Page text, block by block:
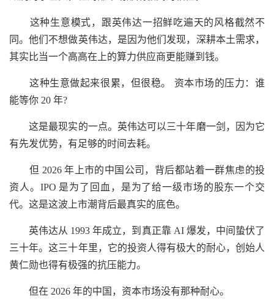
这种生意模式，跟英伟达一招鲜吃遍天的风格截然不
同。他们不想做英伟达，是因为他们发现，深耕本土需求，
其实比当一个高高在上的算力供应商更能赚到钱。
这种生意做起来很累，但很稳。 资本市场的压力：谁
能等你 20 年?
这是最现实的一点。英伟达可以三十年磨一剑，因为它
有先发优势，有足够的时间去耗。
但 2026 年上市的中国公司，背后都站着一群焦虑的投
资人。IPO 是为了回血，是为了给一级市场的股东一个交
代。这是这波上市潮背后最真实的底色。
英伟达从 1993 年成立，到真正靠 AI 爆发，中间蛰伏了
三十年。这三十年里，它的投资人得有极大的耐心，创始人
黄仁勋也得有极强的抗压能力。
但在 2026 年的中国，资本市场没有那种耐心。